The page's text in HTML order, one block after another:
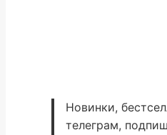
Новинки,
телеграм,